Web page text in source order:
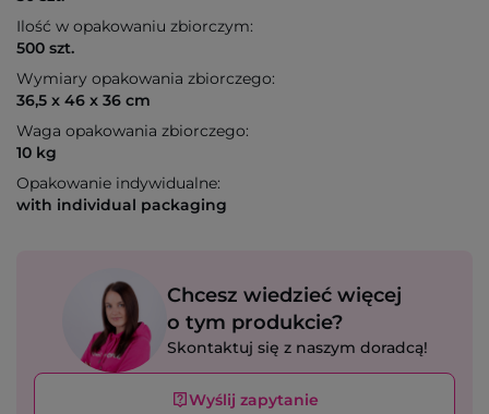
Ilość w opakowaniu zbiorczym:
500 szt.
Wymiary opakowania zbiorczego:
36,5 x 46 x 36 cm
Waga opakowania zbiorczego:
10 kg
Opakowanie indywidualne:
with individual packaging
Chcesz wiedzieć więcej
o tym produkcie?
Skontaktuj się z naszym doradcą!
Wyślij zapytanie